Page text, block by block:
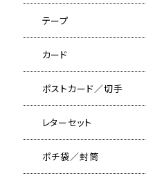
テープ
カード
ポストカード／切手
レターセット
ポチ袋／封筒